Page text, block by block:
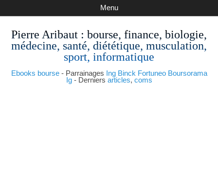
Pierre Aribaut : bourse, finance, biologie,
médecine, santé, diététique, musculation,
sport, informatique
Ebooks bourse- Parrainages Ing Binck Fortuneo Boursorama
Ig- Derniers articles, coms
Menu